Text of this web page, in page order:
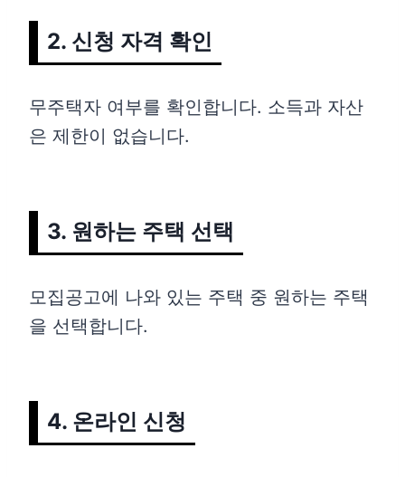
2. 신청 자격 확인
무주택자 여부를 확인합니다. 소득과 자산
은 제한이 없습니다.
3. 원하는 주택 선택
모집공고에 나와 있는 주택 중 원하는 주택
을 선택합니다.
4. 온라인 신청